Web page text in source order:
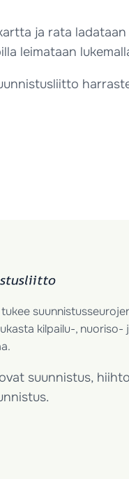
ja rata
leimataan
kilpailu-, nuoriso-
suunnistus,